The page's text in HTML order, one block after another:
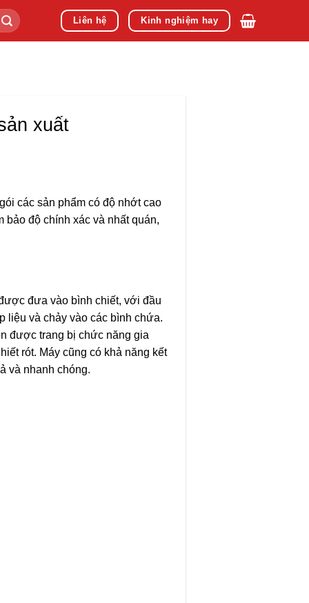
Liên hệ Kinh nghiệm hay
xuất
các sản phẩm có độ nhớt cao
bảo độ chính xác và nhất quán,
đưa vào bình chiết, với đầu
liệu và chảy vào các bình chứa.
được trang bị chức năng gia
rót. Máy cũng có khả năng kết
và nhanh chóng.